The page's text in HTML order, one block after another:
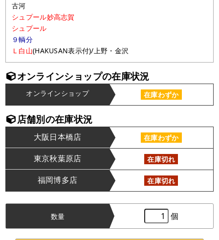
古河
シュプール妙高志賀
シュプール
９輌分
Ｌ白山(HAKUSAN表示付)/上野・金沢
オンラインショップの在庫状況
オンラインショップ 在庫わずか
店舗別の在庫状況
大阪日本橋店 在庫わずか
東京秋葉原店 在庫切れ
福岡博多店 在庫切れ
数量 個